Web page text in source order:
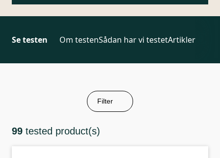
Se testen Om testenSådan har vi testetArtikler
Filter
99 tested product(s)